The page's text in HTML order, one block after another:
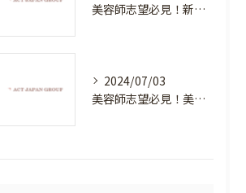
美容師志望必見！新たな価値を創造する美容室でハイレベルな技術を学べる環境
2024/07/03
美容師志望必見！美容室NEWSTANDARDで最高のスキルアップを目指そう！